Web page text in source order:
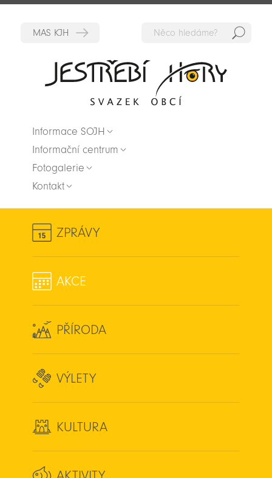
Informace SOJH
Informační centrum
Fotogalerie
Kontakt
ZPRÁVY
AKCE
PŘÍRODA
VÝLETY
KULTURA